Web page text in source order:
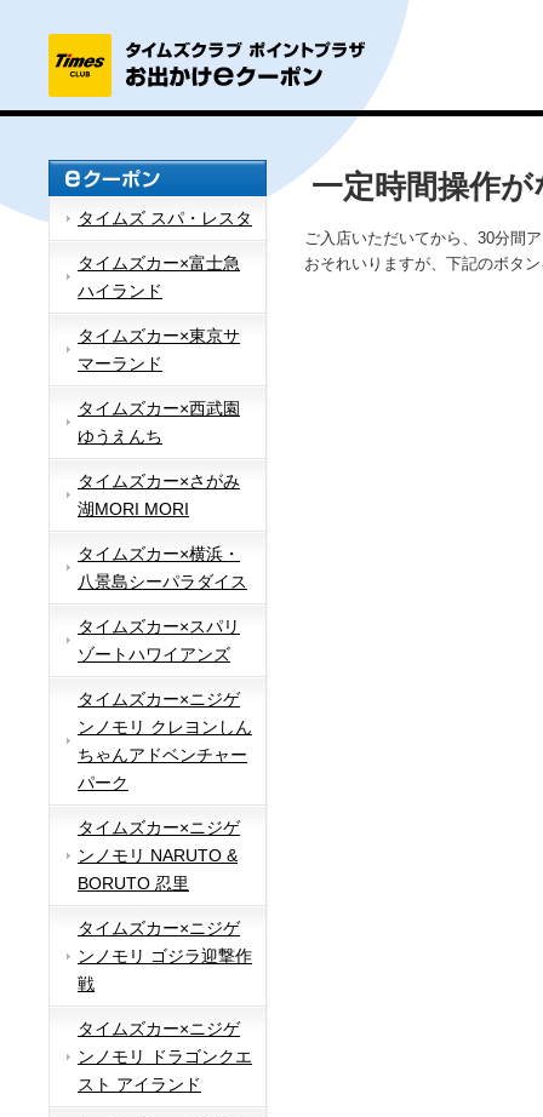
タイムズ スパ・レスタ
タイムズカー×富士急
ハイランド
タイムズカー×東京サ
マーランド
タイムズカー×西武園
ゆうえんち
タイムズカー×さがみ
湖MORI MORI
タイムズカー×横浜・
八景島シーパラダイス
タイムズカー×スパリ
ゾートハワイアンズ
タイムズカー×ニジゲ
ンノモリ クレヨンしん
ちゃんアドベンチャー
パーク
タイムズカー×ニジゲ
ンノモリ NARUTO &
BORUTO 忍里
タイムズカー×ニジゲ
ンノモリ ゴジラ迎撃作
戦
タイムズカー×ニジゲ
ンノモリ ドラゴンクエ
スト アイランド
一定時間操作
ご入店いただいてから、30分間
おそれいりますが、下記のボタ